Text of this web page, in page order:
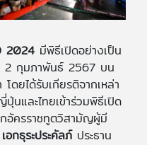
2024 มีพิธีเปิดอย่างเป็น
2 กุมภาพันธ์ 2567 บน
ดยได้รับเกียรติจากเหล่า
และไทยเข้าร่วมพิธีเปิด
อัครราชทูตวิสามัญผู้มี
กธุระประคัลภ์ประธาน